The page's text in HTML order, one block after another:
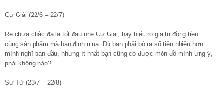
Cự Giải (22/6 – 22/7)
Rẻ chưa chắc đã là tốt đâu nhé Cự Giải, hãy hiểu rõ giá trị đồng tiền
cùng sản phẩm mà bạn định mua. Dù bạn phải bỏ ra số tiền nhiều hơn
mình nghĩ ban đầu, nhưng ít nhất bạn cũng có được món đồ mình ưng ý,
phải không nào?
Sư Tử (23/7 – 22/8)